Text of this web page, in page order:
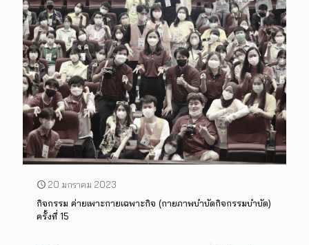
20 มกราคม 2023
กิจกรรม ค่ายเพาะกายเฉพาะกิจ (กายภาพบำบัดกิจกรรมบำบัด)
ครั้งที่ 15